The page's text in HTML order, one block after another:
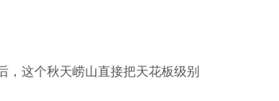
这个秋天崂山直接把天花板级别